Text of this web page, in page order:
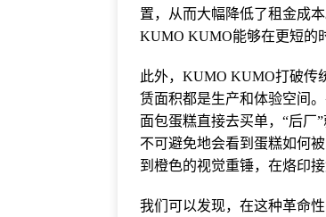
置，从而大幅降低了租金成
KUMO KUMO能够在更短的
此外，KUMO KUMO打破传
赁面积都是生产和体验空间
面包蛋糕直接去买单，“后厂
不可避免地会看到蛋糕如何
到橙色的视觉重锤，在烙印
我们可以发现，在这种革命